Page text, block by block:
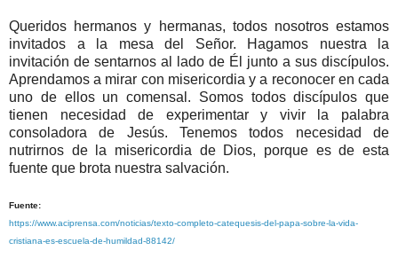
Queridos hermanos y hermanas, todos nosotros estamos
invitados a la mesa del Señor. Hagamos nuestra la
invitación de sentarnos al lado de Él junto a sus discípulos.
Aprendamos a mirar con misericordia y a reconocer en cada
uno de ellos un comensal. Somos todos discípulos que
tienen necesidad de experimentar y vivir la palabra
consoladora de Jesús. Tenemos todos necesidad de
nutrirnos de la misericordia de Dios, porque es de esta
fuente que brota nuestra salvación.
Fuente:
https://www.aciprensa.com/noticias/texto-completo-catequesis-del-papa-sobre-la-vida-
cristiana-es-escuela-de-humildad-88142/